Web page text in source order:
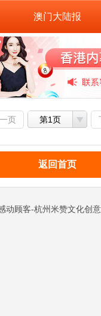
澳门大陆报
页 第1页
返回首页
动顾客-杭州米赞文化创